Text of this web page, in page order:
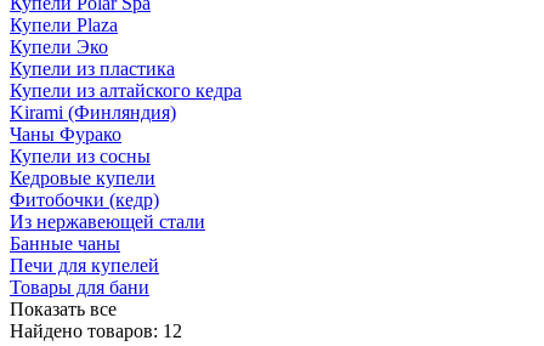
Купели Plaza
Купели Эко
Купели из пластика
Купели из алтайского кедра
Kirami (Финляндия)
Чаны Фурако
Купели из сосны
Кедровые купели
Фитобочки (кедр)
Из нержавеющей стали
Банные чаны
Печи для купелей
Товары для бани
Показать все
Найдено товаров: 12